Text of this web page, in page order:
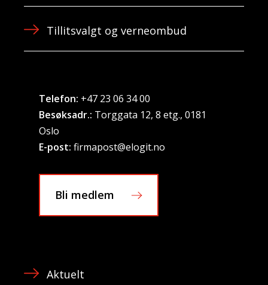
Tillitsvalgt og verneombud
Telefon: +47 23 06 34 00
Besøksadr.: Torggata 12, 8 etg., 0181
Oslo
E-post: firmapost@elogit.no
Bli medlem
Aktuelt